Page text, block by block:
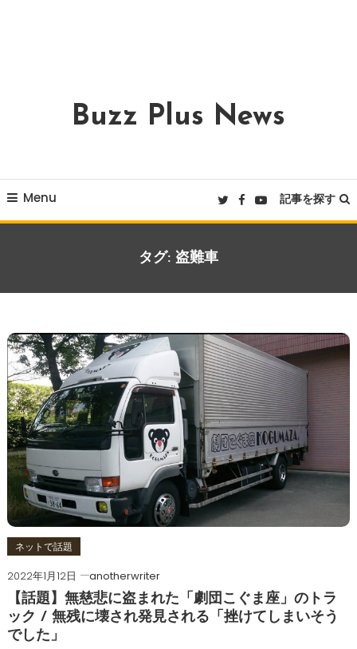
Buzz Plus News
Menu 記事を探す
タグ: 盗難車
ネットで話題
2022年1月12日
anotherwriter
【話題】無慈悲に盗まれた「劇団こぐま座」のトラ
ック / 無残に壊され発見される「挫けてしまいそう
でした」